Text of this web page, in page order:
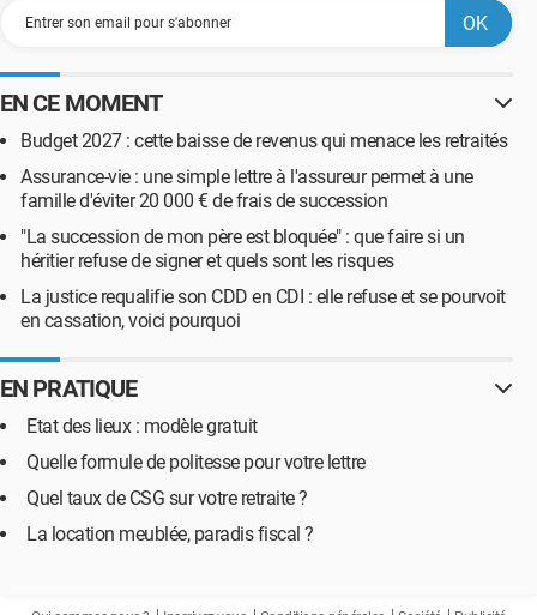
EN CE MOMENT
Budget 2027 : cette baisse de revenus qui menace les retraités
Assurance-vie : une simple lettre à l'assureur permet à une
famille d'éviter 20 000 € de frais de succession
"La succession de mon père est bloquée" : que faire si un
héritier refuse de signer et quels sont les risques
La justice requalifie son CDD en CDI : elle refuse et se pourvoit
en cassation, voici pourquoi
EN PRATIQUE
Etat des lieux : modèle gratuit
Quelle formule de politesse pour votre lettre
Quel taux de CSG sur votre retraite ?
La location meublée, paradis fiscal ?